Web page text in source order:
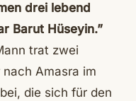
drei lebend
Barut Hüseyin.”
trat zwei
Amasra im
die sich für den